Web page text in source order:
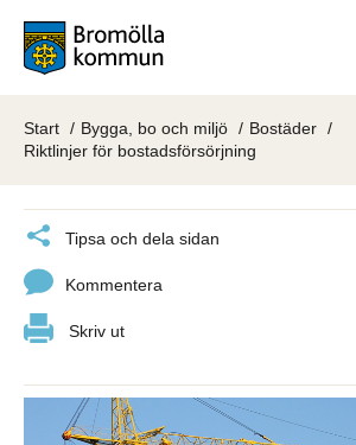
Start Bygga, bo och miljö
Bostäder
Riktlinjer för bostadsförsörjning
Tipsa och dela sidan
Kommentera
Skriv ut